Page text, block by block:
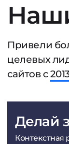
Привели
целевых
сайтов с
Делай
Контекстная